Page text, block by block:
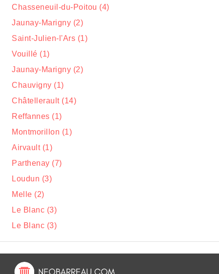
Chasseneuil-du-Poitou (4)
Jaunay-Marigny (2)
Saint-Julien-l'Ars (1)
Vouillé (1)
Jaunay-Marigny (2)
Chauvigny (1)
Châtellerault (14)
Reffannes (1)
Montmorillon (1)
Airvault (1)
Parthenay (7)
Loudun (3)
Melle (2)
Le Blanc (3)
Le Blanc (3)